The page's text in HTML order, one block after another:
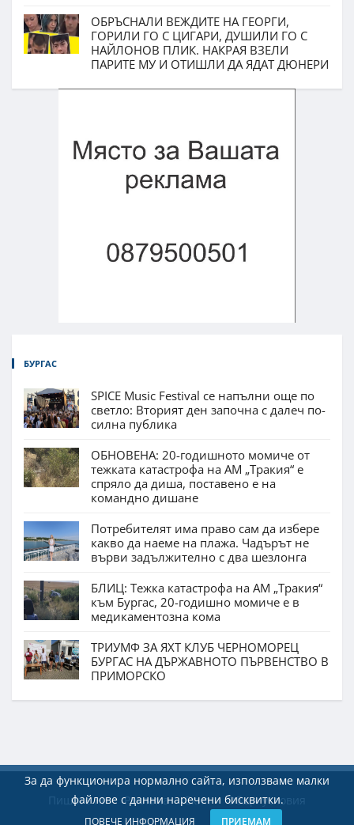
ОБРЪСНАЛИ ВЕЖДИТЕ НА ГЕОРГИ,
ГОРИЛИ ГО С ЦИГАРИ, ДУШИЛИ ГО С
НАЙЛОНОВ ПЛИК. НАКРАЯ ВЗЕЛИ
ПАРИТЕ МУ И ОТИШЛИ ДА ЯДАТ ДЮНЕРИ
БУРГАС
SPICE Music Festival се напълни още по
светло: Вторият ден започна с далеч по-
силна публика
ОБНОВЕНА: 20-годишното момиче от
тежката катастрофа на АМ „Тракия“ е
спряло да диша, поставено е на
командно дишане
Потребителят има право сам да избере
какво да наеме на плажа. Чадърът не
върви задължително с два шезлонга
БЛИЦ: Тежка катастрофа на АМ „Тракия“
към Бургас, 20-годишно момиче е в
медикаментозна кома
ТРИУМФ ЗА ЯХТ КЛУБ ЧЕРНОМОРЕЦ
БУРГАС НА ДЪРЖАВНОТО ПЪРВЕНСТВО В
ПРИМОРСКО
За да функционира нормално сайта, използваме малки
файлове с данни наречени бисквитки.
ПОВЕЧЕ ИНФОРМАЦИЯ ПРИЕМАМ
Пишете ни Реклама Екип Общи условия